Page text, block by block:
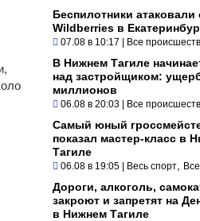
Беспилотники атаковали
Wildberries в
07.08 в 10:17 | Все
В Нижнем Тагиле
над застройщиком:
миллионов
06.08 в 20:03 | Все
Самый юный
показал мастер-класс в
Тагиле
06.08 в 19:05 | Весь спорт
Дороги, алкоголь,
закроют и запретят на
в Нижнем Тагиле